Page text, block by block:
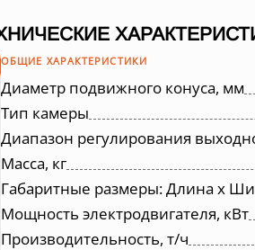
ОБЩИЕ ХАРАКТЕРИСТИКИ
Диаметр подвижного конуса, мм
Тип камеры
Диапазон регулирования
Масса, кг
Габаритные размеры: Длина х
Мощность электродвигателя, кВт
Производительность, т/ч